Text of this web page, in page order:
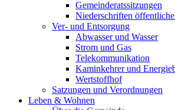
Gemeinderatssitzungen
Niederschriften
Ver- und Entsorgung
Abwasser und Wasser
Strom und Gas
Telekommunikation
Kaminkehrer und
Wertstoffhof
Satzungen und Verordnungen
Leben & Wohnen